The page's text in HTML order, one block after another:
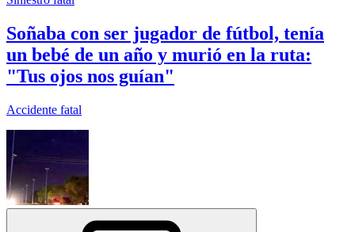
Soñaba con ser jugador de fútbol, tenía
un bebé de un año y murió en la ruta:
"Tus ojos nos guían"
Accidente fatal